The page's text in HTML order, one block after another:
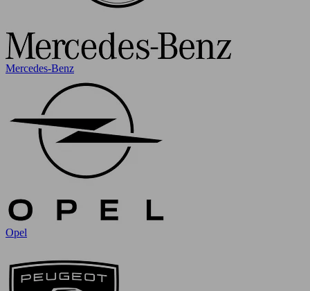
Mercedes-Benz
Opel